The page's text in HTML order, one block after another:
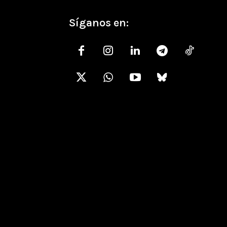
Síganos en: